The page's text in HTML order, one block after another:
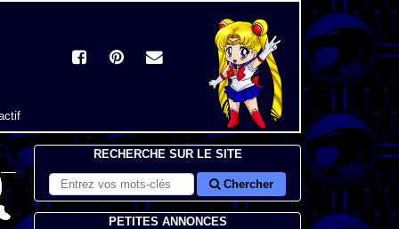
RECHERCHE SUR LE SITE
Chercher
PETITES ANNONCES